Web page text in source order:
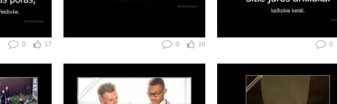
0 17 0 16 0